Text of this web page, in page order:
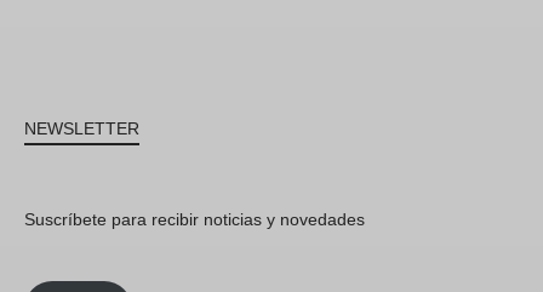
NEWSLETTER
Suscríbete para recibir noticias y novedades